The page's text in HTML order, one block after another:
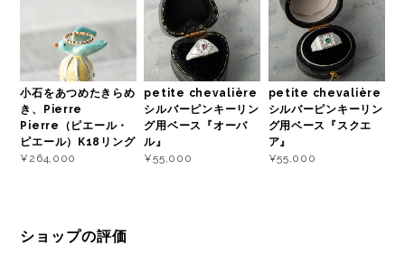
小石をあつめたきらめ
き、Pierre
Pierre（ピエール・
ピエール）K18リング
¥264,000
petite chevalière
シルバーピンキーリン
グ用ベース『オーバ
ル』
¥55,000
petite chevalière
シルバーピンキーリン
グ用ベース『スクエ
ア』
¥55,000
ショップの評価